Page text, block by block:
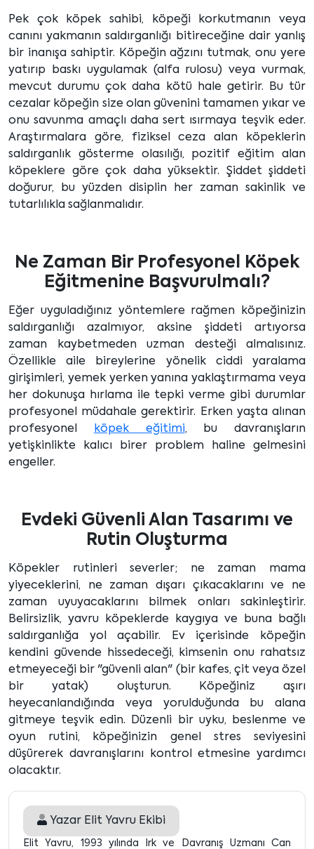
Pek çok köpek sahibi, köpeği korkutmanın veya
canını yakmanın saldırganlığı bitireceğine dair yanlış
bir inanışa sahiptir. Köpeğin ağzını tutmak, onu yere
yatırıp baskı uygulamak (alfa rulosu) veya vurmak,
mevcut durumu çok daha kötü hale getirir. Bu tür
cezalar köpeğin size olan güvenini tamamen yıkar ve
onu savunma amaçlı daha sert ısırmaya teşvik eder.
Araştırmalara göre, fiziksel ceza alan köpeklerin
saldırganlık gösterme olasılığı, pozitif eğitim alan
köpeklere göre çok daha yüksektir. Şiddet şiddeti
doğurur, bu yüzden disiplin her zaman sakinlik ve
tutarlılıkla sağlanmalıdır.
Ne Zaman Bir Profesyonel Köpek
Eğitmenine Başvurulmalı?
Eğer uyguladığınız yöntemlere rağmen köpeğinizin
saldırganlığı azalmıyor, aksine şiddeti artıyorsa
zaman kaybetmeden uzman desteği almalısınız.
Özellikle aile bireylerine yönelik ciddi yaralama
girişimleri, yemek yerken yanına yaklaştırmama veya
her dokunuşa hırlama ile tepki verme gibi durumlar
profesyonel müdahale gerektirir. Erken yaşta alınan
profesyonel
köpek eğitimi, bu davranışların
yetişkinlikte kalıcı birer problem haline gelmesini
engeller.
Evdeki Güvenli Alan Tasarımı ve
Rutin Oluşturma
Köpekler rutinleri severler; ne zaman mama
yiyeceklerini, ne zaman dışarı çıkacaklarını ve ne
zaman uyuyacaklarını bilmek onları sakinleştirir.
Belirsizlik, yavru köpeklerde kaygıya ve buna bağlı
saldırganlığa yol açabilir. Ev içerisinde köpeğin
kendini güvende hissedeceği, kimsenin onu rahatsız
etmeyeceği bir "güvenli alan" (bir kafes, çit veya özel
bir yatak) oluşturun. Köpeğiniz aşırı
heyecanlandığında veya yorulduğunda bu alana
gitmeye teşvik edin. Düzenli bir uyku, beslenme ve
oyun rutini, köpeğinizin genel stres seviyesini
düşürerek davranışlarını kontrol etmesine yardımcı
olacaktır.
Yazar Elit Yavru Ekibi
Elit Yavru, 1993 yılında Irk ve Davranış Uzmanı Can